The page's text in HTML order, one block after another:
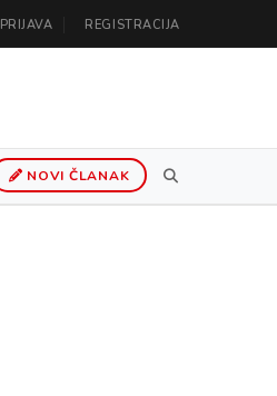
PRIJAVA REGISTRACIJA
NOVI ČLANAK